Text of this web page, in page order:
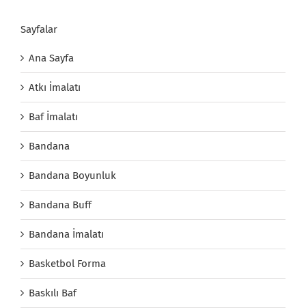
Sayfalar
Ana Sayfa
Atkı İmalatı
Baf İmalatı
Bandana
Bandana Boyunluk
Bandana Buff
Bandana İmalatı
Basketbol Forma
Baskılı Baf